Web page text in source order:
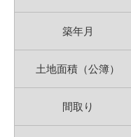
築年月
土地面積（公簿）
間取り